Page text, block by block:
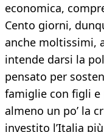
economica,
Cento giorni,
anche moltissimi,
intende darsi la
pensato per
famiglie con figli
almeno un po’ la
investito l’Italia